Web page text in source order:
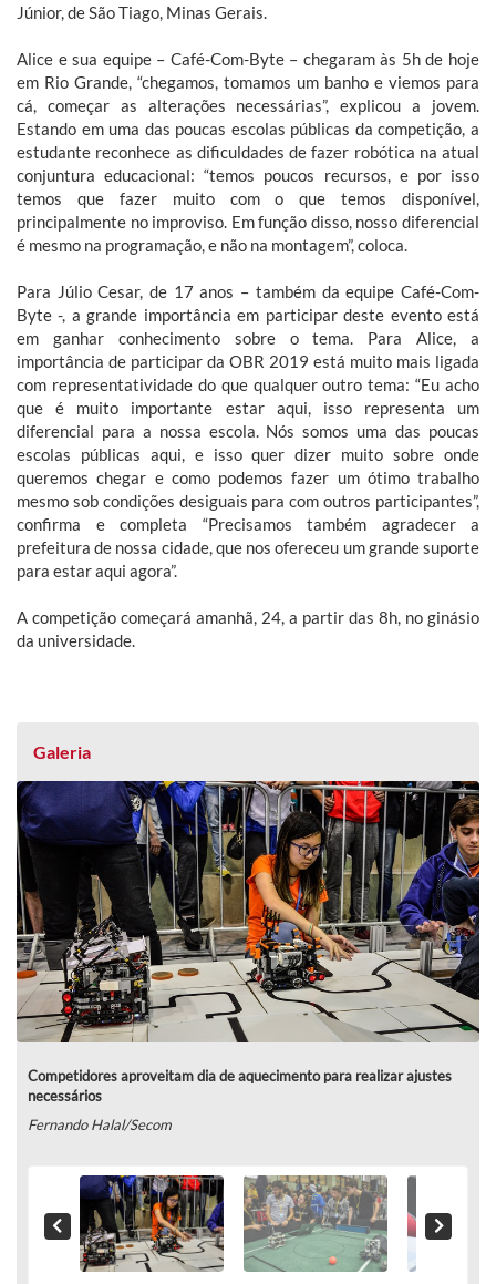
Júnior, de São Tiago, Minas Gerais.
Alice e sua equipe – Café-Com-Byte – chegaram às 5h de hoje
em Rio Grande, “chegamos, tomamos um banho e viemos para
cá, começar as alterações necessárias”, explicou a jovem.
Estando em uma das poucas escolas públicas da competição, a
estudante reconhece as dificuldades de fazer robótica na atual
conjuntura educacional: “temos poucos recursos, e por isso
temos que fazer muito com o que temos disponível,
principalmente no improviso. Em função disso, nosso diferencial
é mesmo na programação, e não na montagem”, coloca.
Para Júlio Cesar, de 17 anos – também da equipe Café-Com-
Byte -, a grande importância em participar deste evento está
em ganhar conhecimento sobre o tema. Para Alice, a
importância de participar da OBR 2019 está muito mais ligada
com representatividade do que qualquer outro tema: “Eu acho
que é muito importante estar aqui, isso representa um
diferencial para a nossa escola. Nós somos uma das poucas
escolas públicas aqui, e isso quer dizer muito sobre onde
queremos chegar e como podemos fazer um ótimo trabalho
mesmo sob condições desiguais para com outros participantes”,
confirma e completa “Precisamos também agradecer a
prefeitura de nossa cidade, que nos ofereceu um grande suporte
para estar aqui agora”.
A competição começará amanhã, 24, a partir das 8h, no ginásio
da universidade.
Galeria
Competidores aproveitam dia de aquecimento para realizar ajustes
necessários
Fernando Halal/Secom